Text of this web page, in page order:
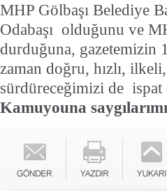
MHP Gölbaşı Belediye
Odabaşı olduğunu ve
durduğuna, gazetemizin
zaman doğru, hızlı,
sürdüreceğimizi de ispat
Kamuyouna